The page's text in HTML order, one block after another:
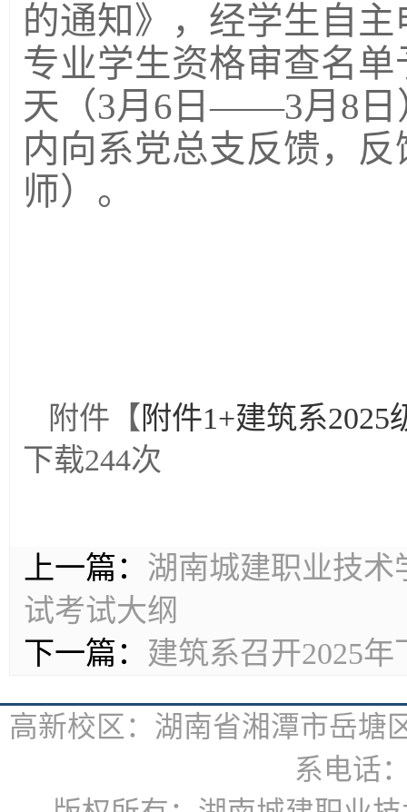
的通知》，经学生自
专业学生资格审查名
天（3月6日——3月8日
内向系党总支反馈，
师） 。
附件【 附件1+建筑系
下载244次
上一篇： 湖南城建职业技术
试考试大纲
下一篇： 建筑系召开2025
高新校区：湖南省湘潭市岳
系电话